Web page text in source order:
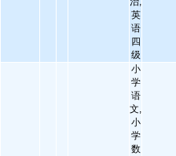
英
语
四
级
小
学
语
文,
小
学
数